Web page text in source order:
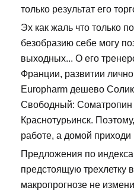
только результат его
Эх как жаль что только
безобразию себе могу
выходных... О его
Франции, развитии
Europharm дешево
Свободный: Cоматропин
Краснотурьинск.
работе, а домой
Предложения по
предстоящую трехлетку
макропрогнозе не